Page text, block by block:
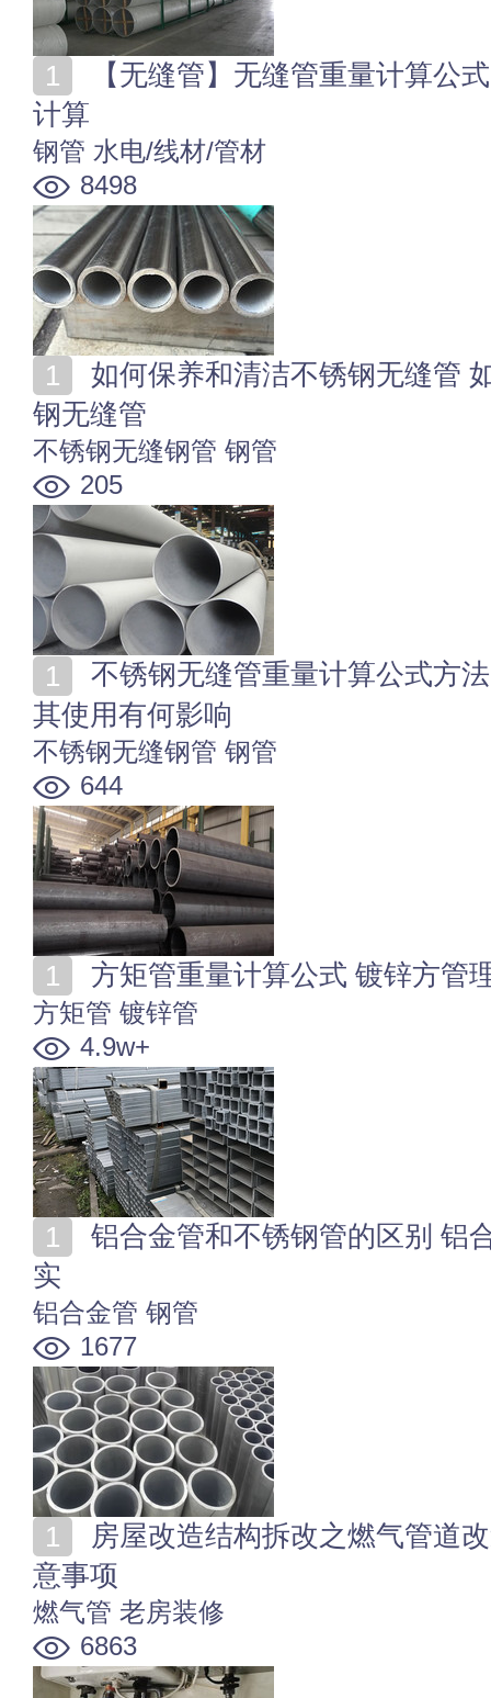
计算
钢管 水电/线材/管材
8498
钢无缝管
不锈钢无缝钢管 钢管
205
其使用有何影响
不锈钢无缝钢管 钢管
644
方矩管重量计算公式 镀锌方管
方矩管 镀锌管
4.9w+
实
铝合金管 钢管
1677
意事项
燃气管 老房装修
6863